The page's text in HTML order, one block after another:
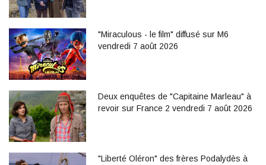
"Miraculous - le film" diffusé sur M6
vendredi 7 août 2026
Deux enquêtes de "Capitaine Marleau" à
revoir sur France 2 vendredi 7 août 2026
"Liberté Oléron" des frères Podalydès à